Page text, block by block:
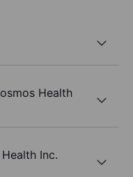
Health
Inc.